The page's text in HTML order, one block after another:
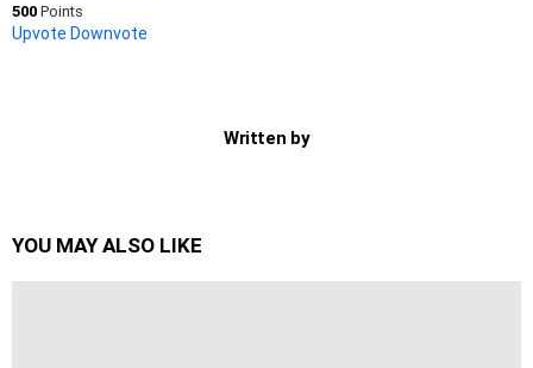
500 Points
Upvote Downvote
Written by
YOU MAY ALSO LIKE